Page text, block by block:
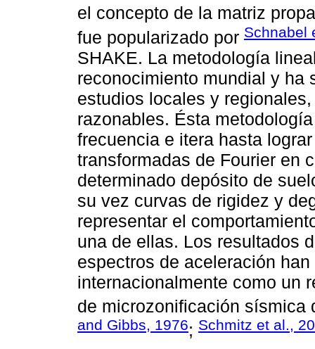
el concepto de la matriz
fue popularizado por Schnabel
SHAKE. La metodología
reconocimiento mundial y ha
estudios locales y
razonables. Ésta
frecuencia e itera hasta
transformadas de Fourier en
determinado depósito de
su vez curvas de rigidez y
representar el
una de ellas. Los resultados
espectros de aceleración
internacionalmente como un
de microzonificación sísmica
and Gibbs, 1976; Schmitz et al.,